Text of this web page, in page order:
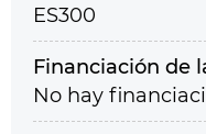
ES300
Financiación de
No hay